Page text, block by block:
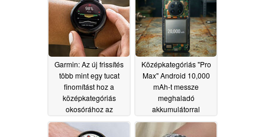
Garmin: Az új frissítés
több mint egy tucat
finomítást hoz a
középkategóriás
okosórához az
akkumulátor
élettartamának becsült
Középkategóriás "Pro
Max" Android 10,000
mAh-t messze
meghaladó
akkumulátorral
hamarosan
megjelenik; az